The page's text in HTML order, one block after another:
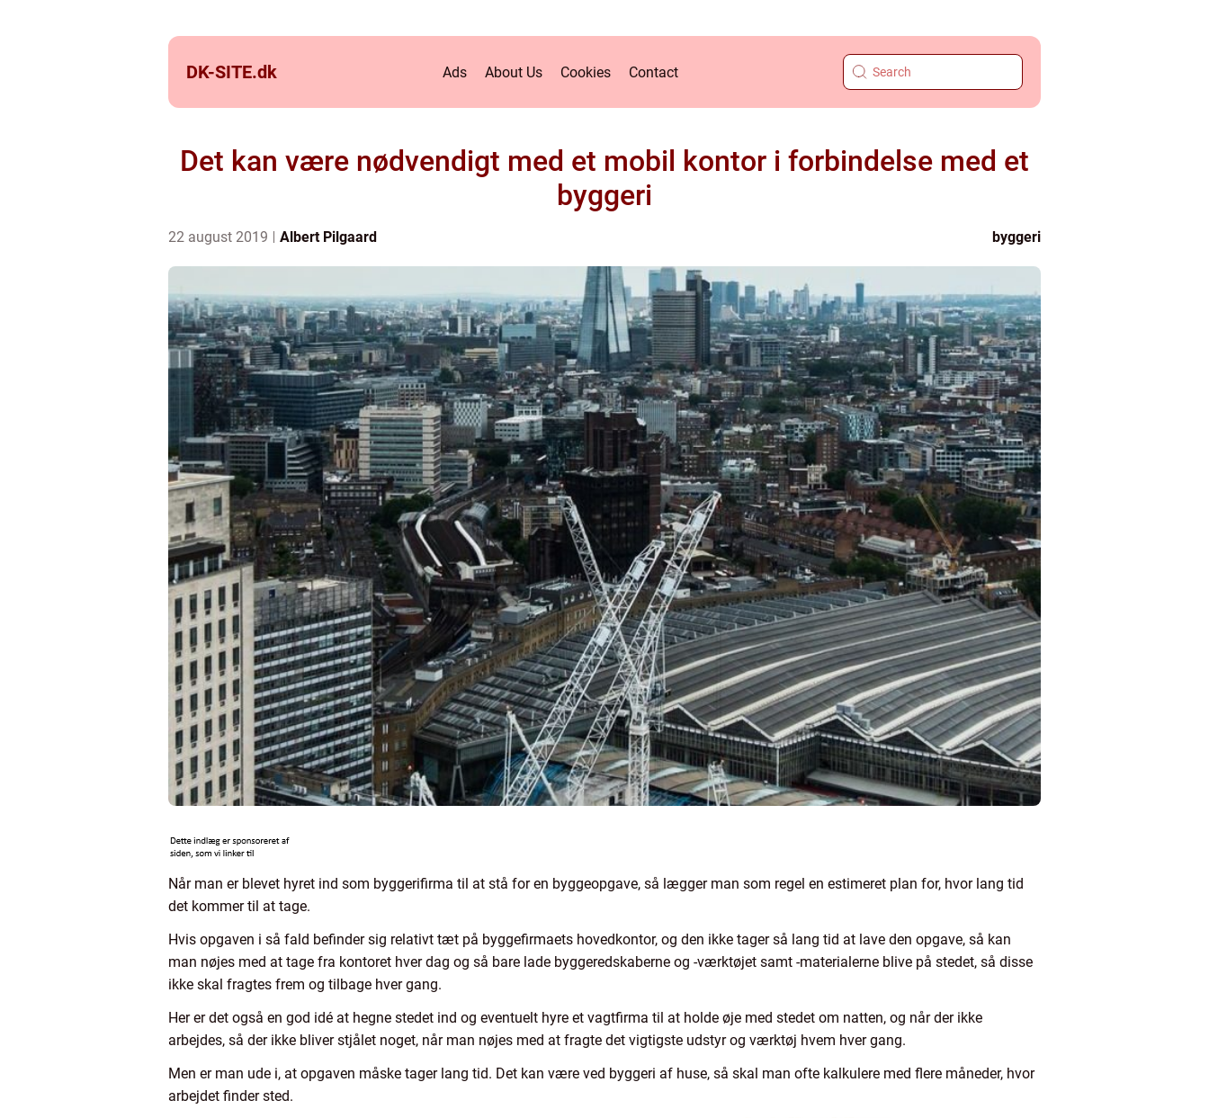
DK-SITE.dk Ads About Us Cookies Contact
Det kan være nødvendigt med et mobil kontor i forbindelse med et
byggeri
22 august 2019 Albert Pilgaard byggeri
Når man er blevet hyret ind som byggerifirma til at stå for en byggeopgave, så lægger man som regel en estimeret plan for, hvor lang tid
det kommer til at tage.
Hvis opgaven i så fald befinder sig relativt tæt på byggefirmaets hovedkontor, og den ikke tager så lang tid at lave den opgave, så kan
man nøjes med at tage fra kontoret hver dag og så bare lade byggeredskaberne og -værktøjet samt -materialerne blive på stedet, så disse
ikke skal fragtes frem og tilbage hver gang.
Her er det også en god idé at hegne stedet ind og eventuelt hyre et vagtfirma til at holde øje med stedet om natten, og når der ikke
arbejdes, så der ikke bliver stjålet noget, når man nøjes med at fragte det vigtigste udstyr og værktøj hvem hver gang.
Men er man ude i, at opgaven måske tager lang tid. Det kan være ved byggeri af huse, så skal man ofte kalkulere med flere måneder, hvor
arbejdet finder sted.